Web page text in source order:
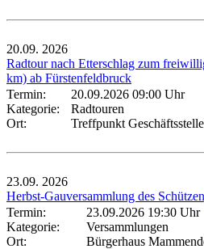
20.09. 2026
Radtour nach Etterschlag zum
km) ab Fürstenfeldbruck
Termin:
20.09.2026 09:00 Uhr
Kategorie:
Radtouren
Ort:
Treffpunkt
23.09. 2026
Herbst-Gauversammlung des
Termin:
23.09.2026 19:30 Uhr
Kategorie:
Versammlungen
Ort:
Bürgerhaus